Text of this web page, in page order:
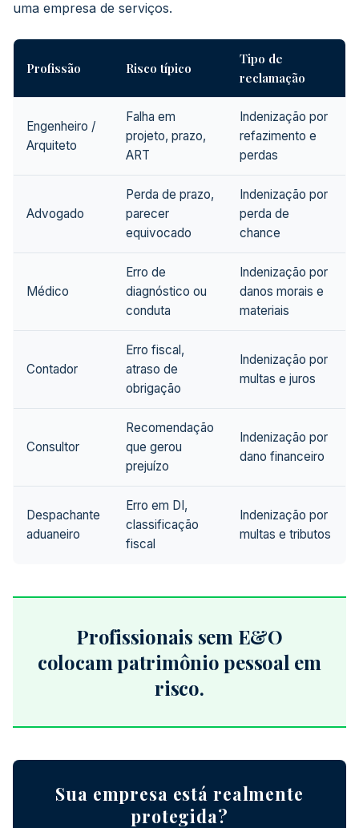
uma empresa de serviços.
Profissão Risco típico
Tipo de
reclamação
Engenheiro /
Arquiteto
Falha em
projeto, prazo,
ART
Indenização por
refazimento e
perdas
Advogado
Perda de prazo,
parecer
equivocado
Indenização por
perda de
chance
Médico
Erro de
diagnóstico ou
conduta
Indenização por
danos morais e
materiais
Contador
Erro fiscal,
atraso de
obrigação
Indenização por
multas e juros
Consultor
Recomendação
que gerou
prejuízo
Indenização por
dano financeiro
Despachante
aduaneiro
Erro em DI,
classificação
fiscal
Indenização por
multas e tributos
Profissionais sem E&O
colocam patrimônio pessoal em
risco.
Sua empresa está realmente
protegida?